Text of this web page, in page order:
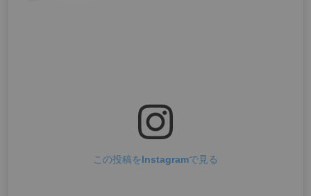
この投稿をInstagramで見る